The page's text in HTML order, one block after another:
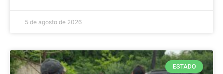
5 de agosto de 2026
ESTADO